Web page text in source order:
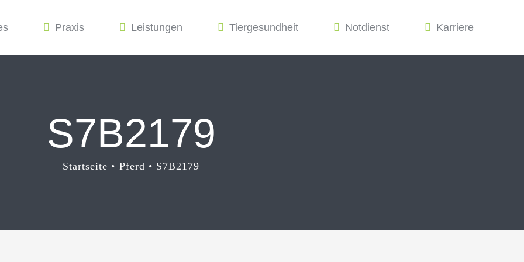
Praxis Leistungen Tiergesundheit Notdienst Karriere
S7B2179
Startseite Pferd S7B2179